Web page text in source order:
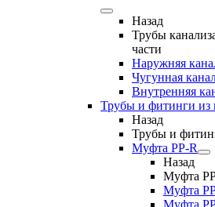
Назад
Трубы
части
Наружняя
Чугунная
Внутренняя
Трубы и фитинги из
Назад
Трубы и
Муфта PP-R
Назад
Муфта
Муфта
Муфта